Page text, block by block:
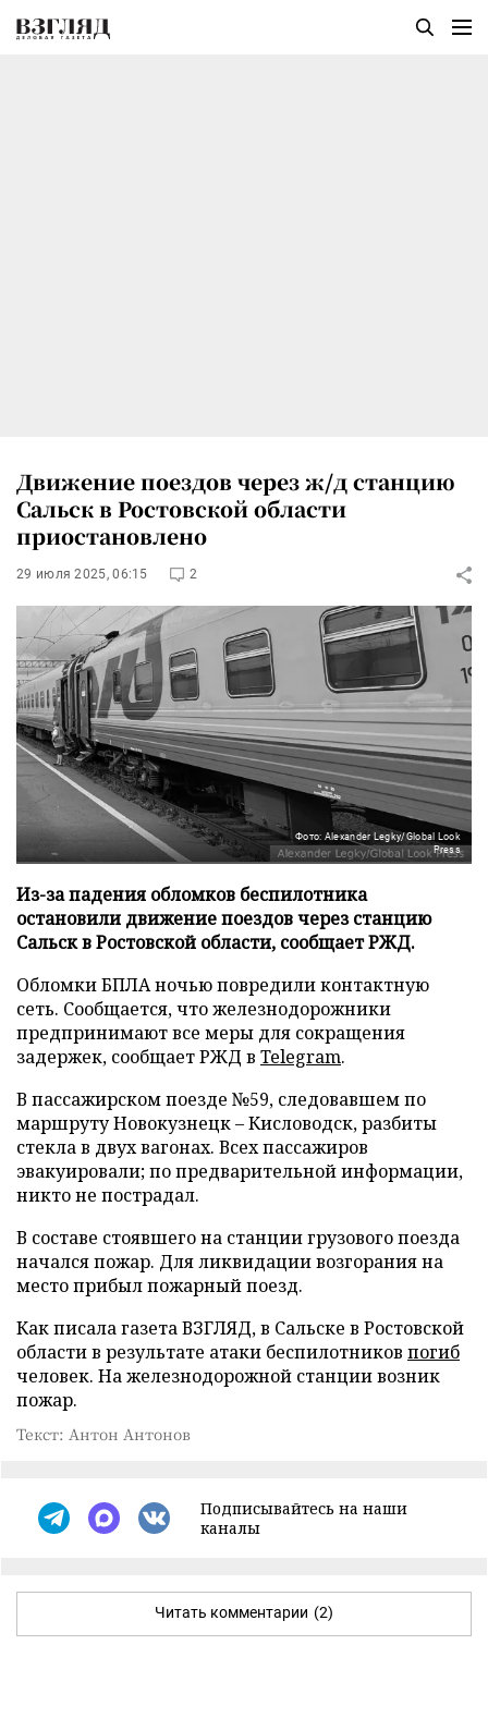
Движение поездов через ж/д станцию
Сальск в Ростовской области
приостановлено
29 июля 2025, 06:15 2
Фото: Alexander Legky/Global Look
Press
Из-за падения обломков беспилотника
остановили движение поездов через станцию
Сальск в Ростовской области, сообщает РЖД.
Обломки БПЛА ночью повредили контактную
сеть. Сообщается, что железнодорожники
предпринимают все меры для сокращения
задержек, сообщает РЖД в Telegram.
В пассажирском поезде №59, следовавшем по
маршруту Новокузнецк – Кисловодск, разбиты
стекла в двух вагонах. Всех пассажиров
эвакуировали; по предварительной информации,
никто не пострадал.
В составе стоявшего на станции грузового поезда
начался пожар. Для ликвидации возгорания на
место прибыл пожарный поезд.
Как писала газета ВЗГЛЯД, в Сальске в Ростовской
области в результате атаки беспилотников погиб
человек. На железнодорожной станции возник
пожар.
Текст: Антон Антонов
Подписывайтесь на наши
каналы
Читать комментарии (2)